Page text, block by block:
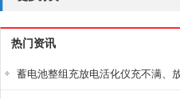
热门资讯